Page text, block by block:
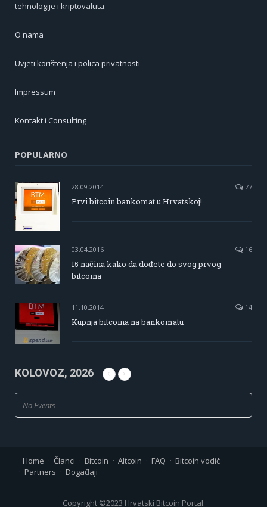
tehnologije i kriptovaluta.
O nama
Uvjeti korištenja i polica privatnosti
Impressum
Kontakt i Consulting
POPULARNO
28.09.2014 77
Prvi bitcoin bankomat u Hrvatskoj!
03.04.2016 16
15 načina kako da dođete do svog prvog
bitcoina
11.10.2014 14
Kupnja bitcoina na bankomatu
KOLOVOZ, 2026
No Events
Home Članci Bitcoin Altcoin FAQ
Bitcoin vodič
Partners
Događaji
Copyright ©2023 Hrvatski Bitcoin Portal.